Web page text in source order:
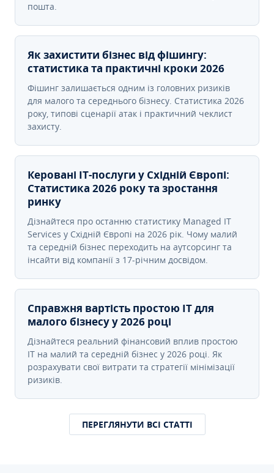
пошта.
Як захистити бізнес від фішингу:
статистика та практичні кроки 2026
Фішинг залишається одним із головних ризиків
для малого та середнього бізнесу. Статистика 2026
року, типові сценарії атак і практичний чеклист
захисту.
Керовані ІТ-послуги у Східній Європі:
Статистика 2026 року та зростання
ринку
Дізнайтеся про останню статистику Managed IT
Services у Східній Європі на 2026 рік. Чому малий
та середній бізнес переходить на аутсорсинг та
інсайти від компанії з 17-річним досвідом.
Справжня вартість простою IT для
малого бізнесу у 2026 році
Дізнайтеся реальний фінансовий вплив простою
IT на малий та середній бізнес у 2026 році. Як
розрахувати свої витрати та стратегії мінімізації
ризиків.
ПЕРЕГЛЯНУТИ ВСІ СТАТТІ